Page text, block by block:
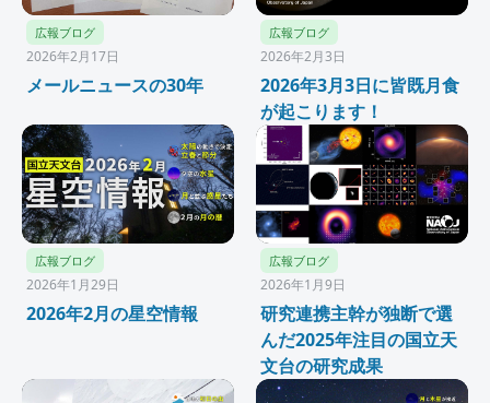
広報ブログ
2026年2月17日
メールニュースの30年
広報ブログ
2026年2月3日
2026年3月3日に皆既月食
が起こります！
広報ブログ
2026年1月29日
2026年2月の星空情報
広報ブログ
2026年1月9日
研究連携主幹が独断で選
んだ2025年注目の国立天
文台の研究成果